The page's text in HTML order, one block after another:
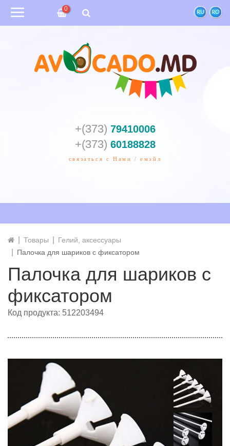
RU RO
0
+(373) 79410006
+(373) 60188828
связаться с Нами / емэйл
Товары
Гелий, аксессуары
Палочка для шариков с фиксатором
Палочка для шариков с
фиксатором
Код продукта: 512203494